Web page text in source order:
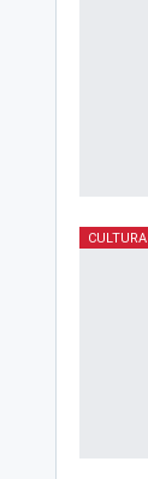
CULTURA